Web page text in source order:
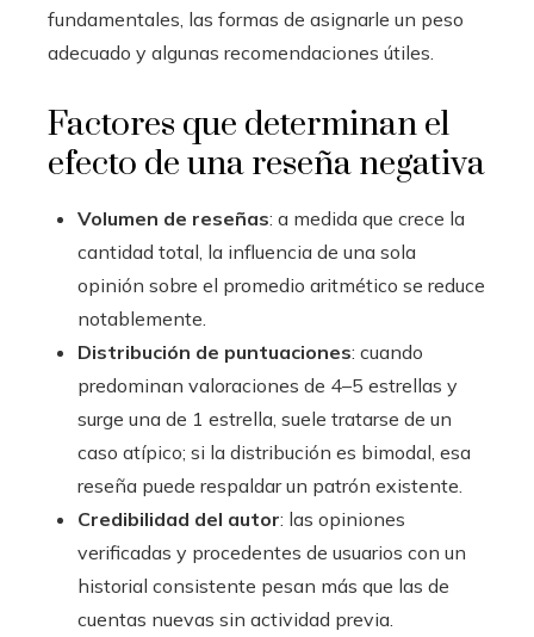
fundamentales, las formas de asignarle un peso
adecuado y algunas recomendaciones útiles.
Factores que determinan el
efecto de una reseña negativa
Volumen de reseñas: a medida que crece la
cantidad total, la influencia de una sola
opinión sobre el promedio aritmético se reduce
notablemente.
Distribución de puntuaciones: cuando
predominan valoraciones de 4–5 estrellas y
surge una de 1 estrella, suele tratarse de un
caso atípico; si la distribución es bimodal, esa
reseña puede respaldar un patrón existente.
Credibilidad del autor: las opiniones
verificadas y procedentes de usuarios con un
historial consistente pesan más que las de
cuentas nuevas sin actividad previa.